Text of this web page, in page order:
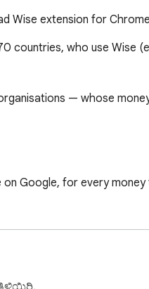
Wise extension for
countries, who use Wise
— whose
Google, for every money
of currencies.